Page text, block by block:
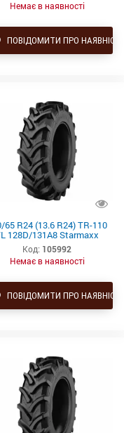
Немає в наявності
ПОВІДОМИТИ ПРО
65 R24 (13.6 R24) TR-110
128D/131A8 Starmaxx
Код: 105992
Немає в наявності
ПОВІДОМИТИ ПРО